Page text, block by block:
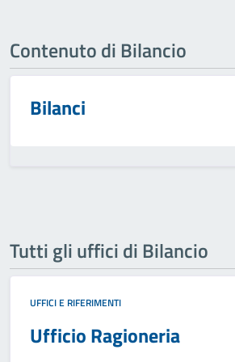
Contenuto di Bilancio
Bilanci
Tutti gli uffici di Bilancio
UFFICI E RIFERIMENTI
Ufficio Ragioneria